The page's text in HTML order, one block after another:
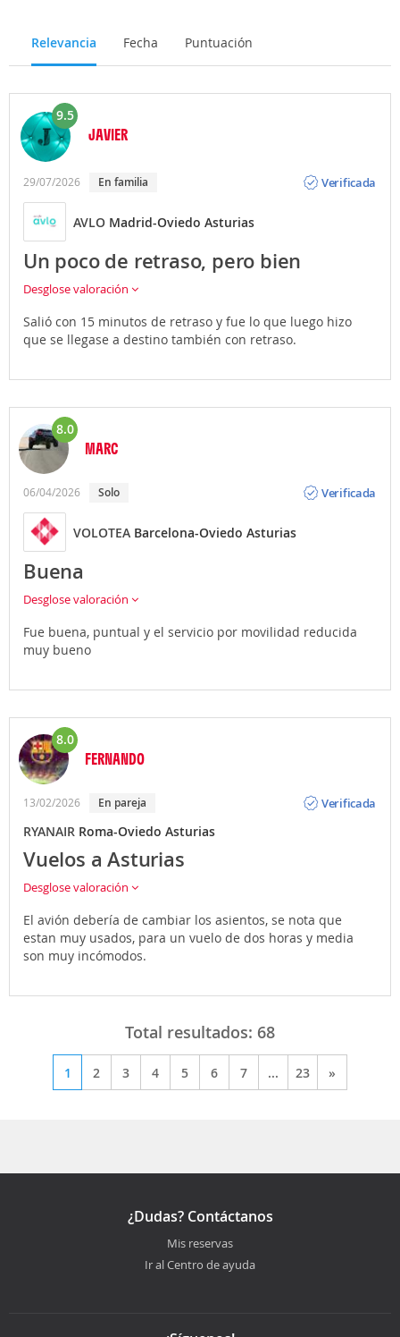
Relevancia Fecha Puntuación
9.5
JAVIER
29/07/2026 en familia
Verificada
AVLO Madrid-Oviedo Asturias
Un poco de retraso, pero bien
Desglose valoración
Salió con 15 minutos de retraso y fue lo que luego hizo
que se llegase a destino también con retraso.
8.0
MARC
06/04/2026 solo
Verificada
VOLOTEA Barcelona-Oviedo Asturias
Buena
Desglose valoración
Fue buena, puntual y el servicio por movilidad reducida
muy bueno
8.0
FERNANDO
13/02/2026 en pareja
Verificada
RYANAIR Roma-Oviedo Asturias
Vuelos a Asturias
Desglose valoración
El avión debería de cambiar los asientos, se nota que
estan muy usados, para un vuelo de dos horas y media
son muy incómodos.
Total resultados: 68
1 2 3 4 5 6 7 ... 23 »
¿Dudas? Contáctanos
Mis reservas
Ir al Centro de ayuda